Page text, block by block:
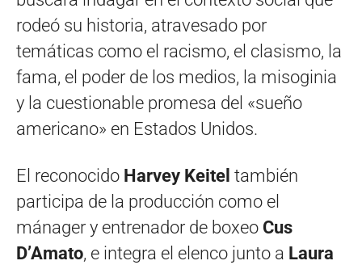
rodeó su historia, atravesado por
temáticas como el racismo, el clasismo, la
fama, el poder de los medios, la misoginia
y la cuestionable promesa del «sueño
americano» en Estados Unidos.
El reconocido Harvey Keitel también
participa de la producción como el
mánager y entrenador de boxeo Cus
D’Amato, e integra el elenco junto a Laura